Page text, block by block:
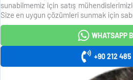
sunabilmemiz için satış
Size en uygun çözümleri sunmak için
WHATSAPP
+90 212